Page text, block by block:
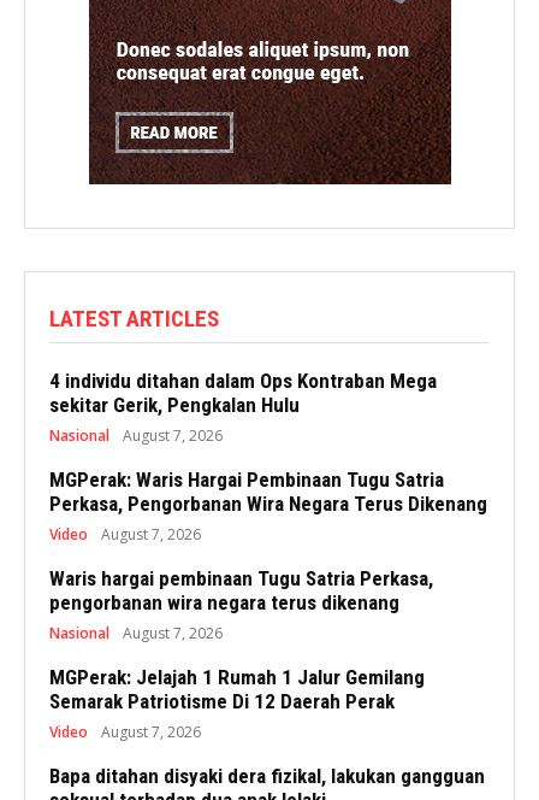
LATEST ARTICLES
4 individu ditahan dalam Ops Kontraban Mega
sekitar Gerik, Pengkalan Hulu
Nasional August 7, 2026
MGPerak: Waris Hargai Pembinaan Tugu Satria
Perkasa, Pengorbanan Wira Negara Terus Dikenang
Video August 7, 2026
Waris hargai pembinaan Tugu Satria Perkasa,
pengorbanan wira negara terus dikenang
Nasional August 7, 2026
MGPerak: Jelajah 1 Rumah 1 Jalur Gemilang
Semarak Patriotisme Di 12 Daerah Perak
Video August 7, 2026
Bapa ditahan disyaki dera fizikal, lakukan gangguan